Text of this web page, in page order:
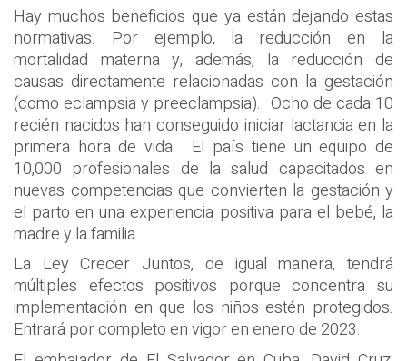
Hay muchos beneficios que ya están dejando estas
normativas. Por ejemplo, la reducción en la
mortalidad materna y, además, la reducción de
causas directamente relacionadas con la gestación
(como eclampsia y preeclampsia). Ocho de cada 10
recién nacidos han conseguido iniciar lactancia en la
primera hora de vida. El país tiene un equipo de
10,000 profesionales de la salud capacitados en
nuevas competencias que convierten la gestación y
el parto en una experiencia positiva para el bebé, la
madre y la familia.
La Ley Crecer Juntos, de igual manera, tendrá
múltiples efectos positivos porque concentra su
implementación en que los niños estén protegidos.
Entrará por completo en vigor en enero de 2023.